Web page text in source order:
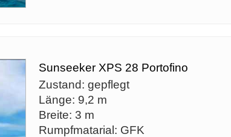
Sunseeker XPS 28 Portofino
Zustand: gepflegt
Länge: 9,2 m
Breite: 3 m
Rumpfmatarial: GFK